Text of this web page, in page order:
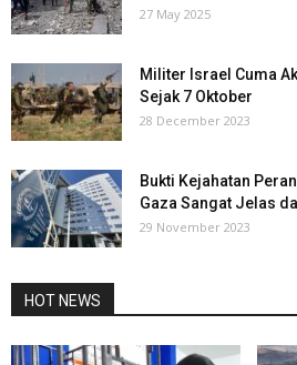
27 May 2025
Militer Israel Cuma
Sejak 7 Oktober
28 December 2023
Bukti Kejahatan
Gaza Sangat Jelas
29 November 2023
HOT NEWS